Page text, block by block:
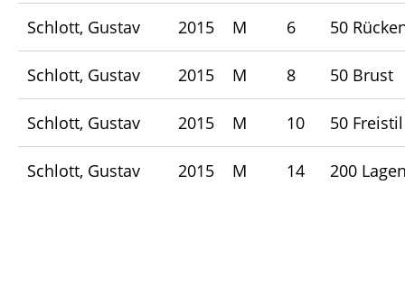
Schlott, Gustav 2015 M 6 50
Schlott, Gustav 2015 M 8 50 Brust
Schlott, Gustav 2015 M 10 50 Freistil
Schlott, Gustav 2015 M 14 200